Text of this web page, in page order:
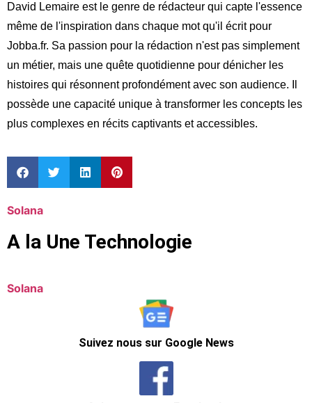
David Lemaire est le genre de rédacteur qui capte l'essence
même de l'inspiration dans chaque mot qu'il écrit pour
Jobba.fr. Sa passion pour la rédaction n'est pas simplement
un métier, mais une quête quotidienne pour dénicher les
histoires qui résonnent profondément avec son audience. Il
possède une capacité unique à transformer les concepts les
plus complexes en récits captivants et accessibles.
Solana
A la Une Technologie
Solana
Suivez nous sur Google News